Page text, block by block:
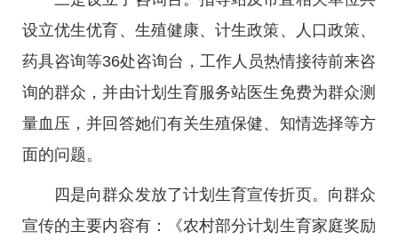
设立优生优育、生殖健康、计生政策、人口政策、
药具咨询等36处咨询台，工作人员热情接待前来咨
询的群众，并由计划生育服务站医生免费为群众测
量血压，并回答她们有关生殖保健、知情选择等方
面的问题。
四是向群众发放了计划生育宣传折页。向群众
宣传的主要内容有：《农村部分计划生育家庭奖励